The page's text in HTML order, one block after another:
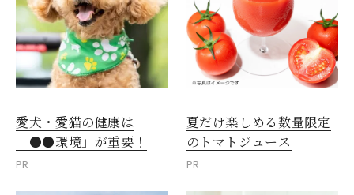
愛犬・愛猫の健康は
「●●環境」が重要！
PR
夏だけ楽しめる数量限定
のトマトジュース
PR